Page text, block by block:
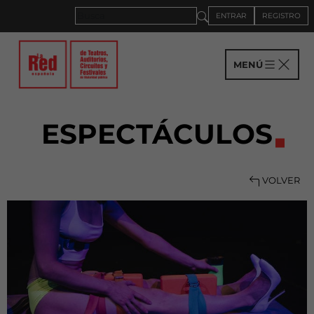
ENTRAR REGISTRO
MENÚ
ESPECTÁCULOS
VOLVER